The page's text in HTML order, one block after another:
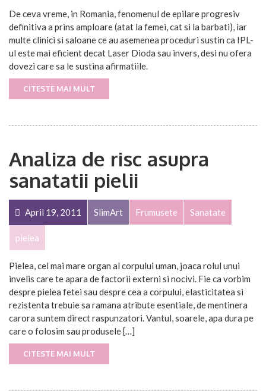
De ceva vreme, in Romania, fenomenul de epilare progresiv
definitiva a prins amploare (atat la femei, cat si la barbati), iar
multe clinici si saloane ce au asemenea proceduri sustin ca IPL-
ul este mai eficient decat Laser Dioda sau invers, desi nu ofera
dovezi care sa le sustina afirmatiile.
CITESTE MAI MULT
Analiza de risc asupra
sanatatii pielii
April 19, 2011 SlimArt Frumusete Sanatate
pielea
Pielea, cel mai mare organ al corpului uman, joaca rolul unui
invelis care te apara de factorii externi si nocivi. Fie ca vorbim
despre pielea fetei sau despre cea a corpului, elasticitatea si
rezistenta trebuie sa ramana atribute esentiale, de mentinera
carora suntem direct raspunzatori. Vantul, soarele, apa dura pe
care o folosim sau produsele […]
CITESTE MAI MULT